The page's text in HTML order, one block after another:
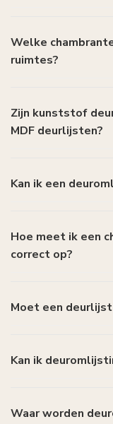
Welke
ruimtes?
Zijn kunststof
MDF deurlijsten?
Kan ik een
Hoe meet ik een
correct op?
Moet een
Kan ik
Waar worden